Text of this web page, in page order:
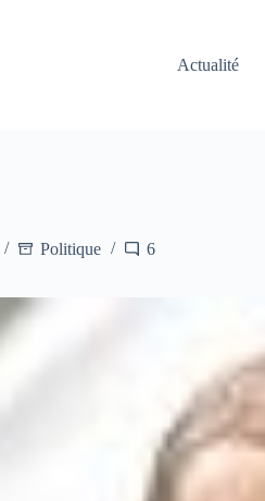
Actualité
Politique 6